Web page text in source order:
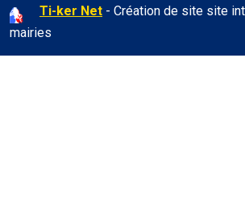
Ti-ker Net - Création de site site
mairies